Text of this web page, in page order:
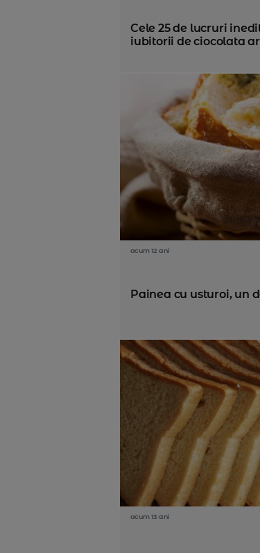
Cele 25 de lucruri
iubitorii de ciocolata
acum 12 ani
Painea cu usturoi, un
acum 13 ani